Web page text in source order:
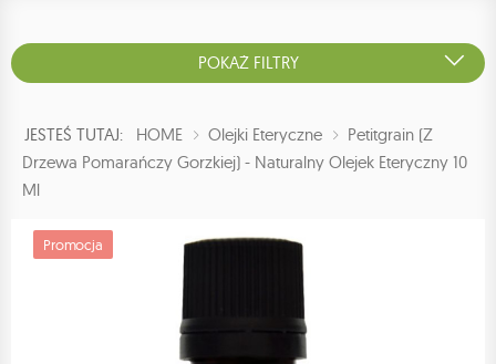
POKAŻ FILTRY
JESTEŚ TUTAJ: HOME Olejki Eteryczne
Petitgrain (z
Drzewa Pomarańczy Gorzkiej) - Naturalny Olejek Eteryczny 10
Ml
Promocja